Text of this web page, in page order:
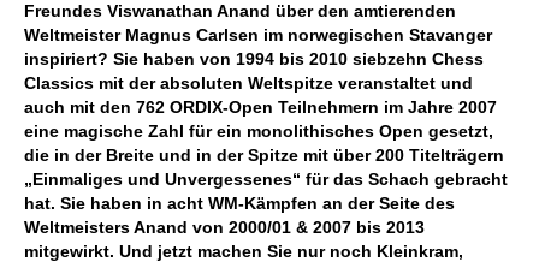
Freundes Viswanathan Anand über den amtierenden
Weltmeister Magnus Carlsen im norwegischen Stavanger
inspiriert? Sie haben von 1994 bis 2010 siebzehn Chess
Classics mit der absoluten Weltspitze veranstaltet und
auch mit den 762 ORDIX-Open Teilnehmern im Jahre 2007
eine magische Zahl für ein monolithisches Open gesetzt,
die in der Breite und in der Spitze mit über 200 Titelträgern
„Einmaliges und Unvergessenes“ für das Schach gebracht
hat. Sie haben in acht WM-Kämpfen an der Seite des
Weltmeisters Anand von 2000/01 & 2007 bis 2013
mitgewirkt. Und jetzt machen Sie nur noch Kleinkram,